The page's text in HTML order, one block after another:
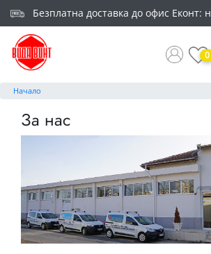
Безплатна доставка до офис Еконт:
0
Начало
За нас